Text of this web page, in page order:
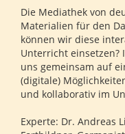
Die Mediathek von
Materialien für den
können wir diese
Unterricht einsetzen?
uns gemeinsam auf
(digitale)
und kollaborativ im
Experte: Dr. Andreas